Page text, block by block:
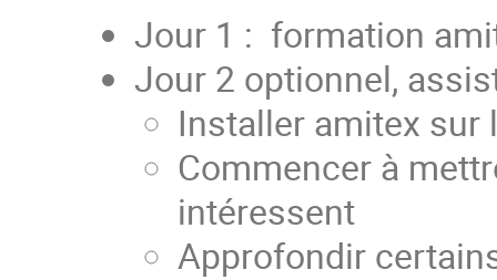
Jour 1 : formation
Jour 2 optionnel,
Installer amitex
Commencer à
intéressent
Approfondir